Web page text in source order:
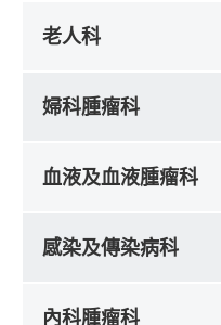
老人科
婦科腫瘤科
血液及血液腫瘤科
感染及傳染病科
內科腫瘤科